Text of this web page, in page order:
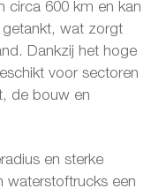
circa 600 km en kan
getankt, wat zorgt
Dankzij het hoge
voor sectoren
de bouw en
en sterke
waterstoftrucks een